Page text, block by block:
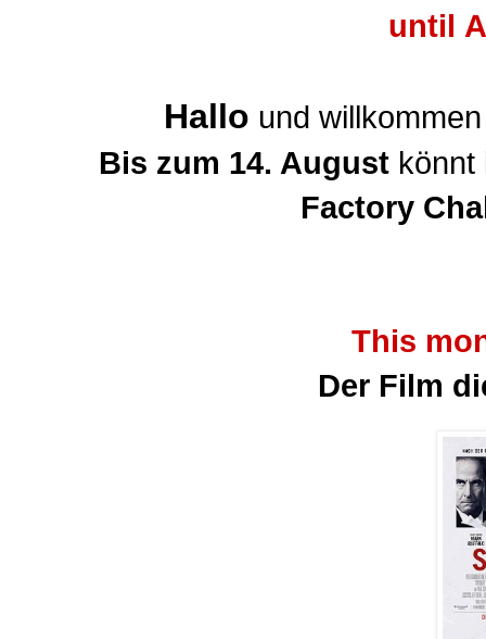
until
Hallo und
Bis zum 14. August
Factory
This
Der Film